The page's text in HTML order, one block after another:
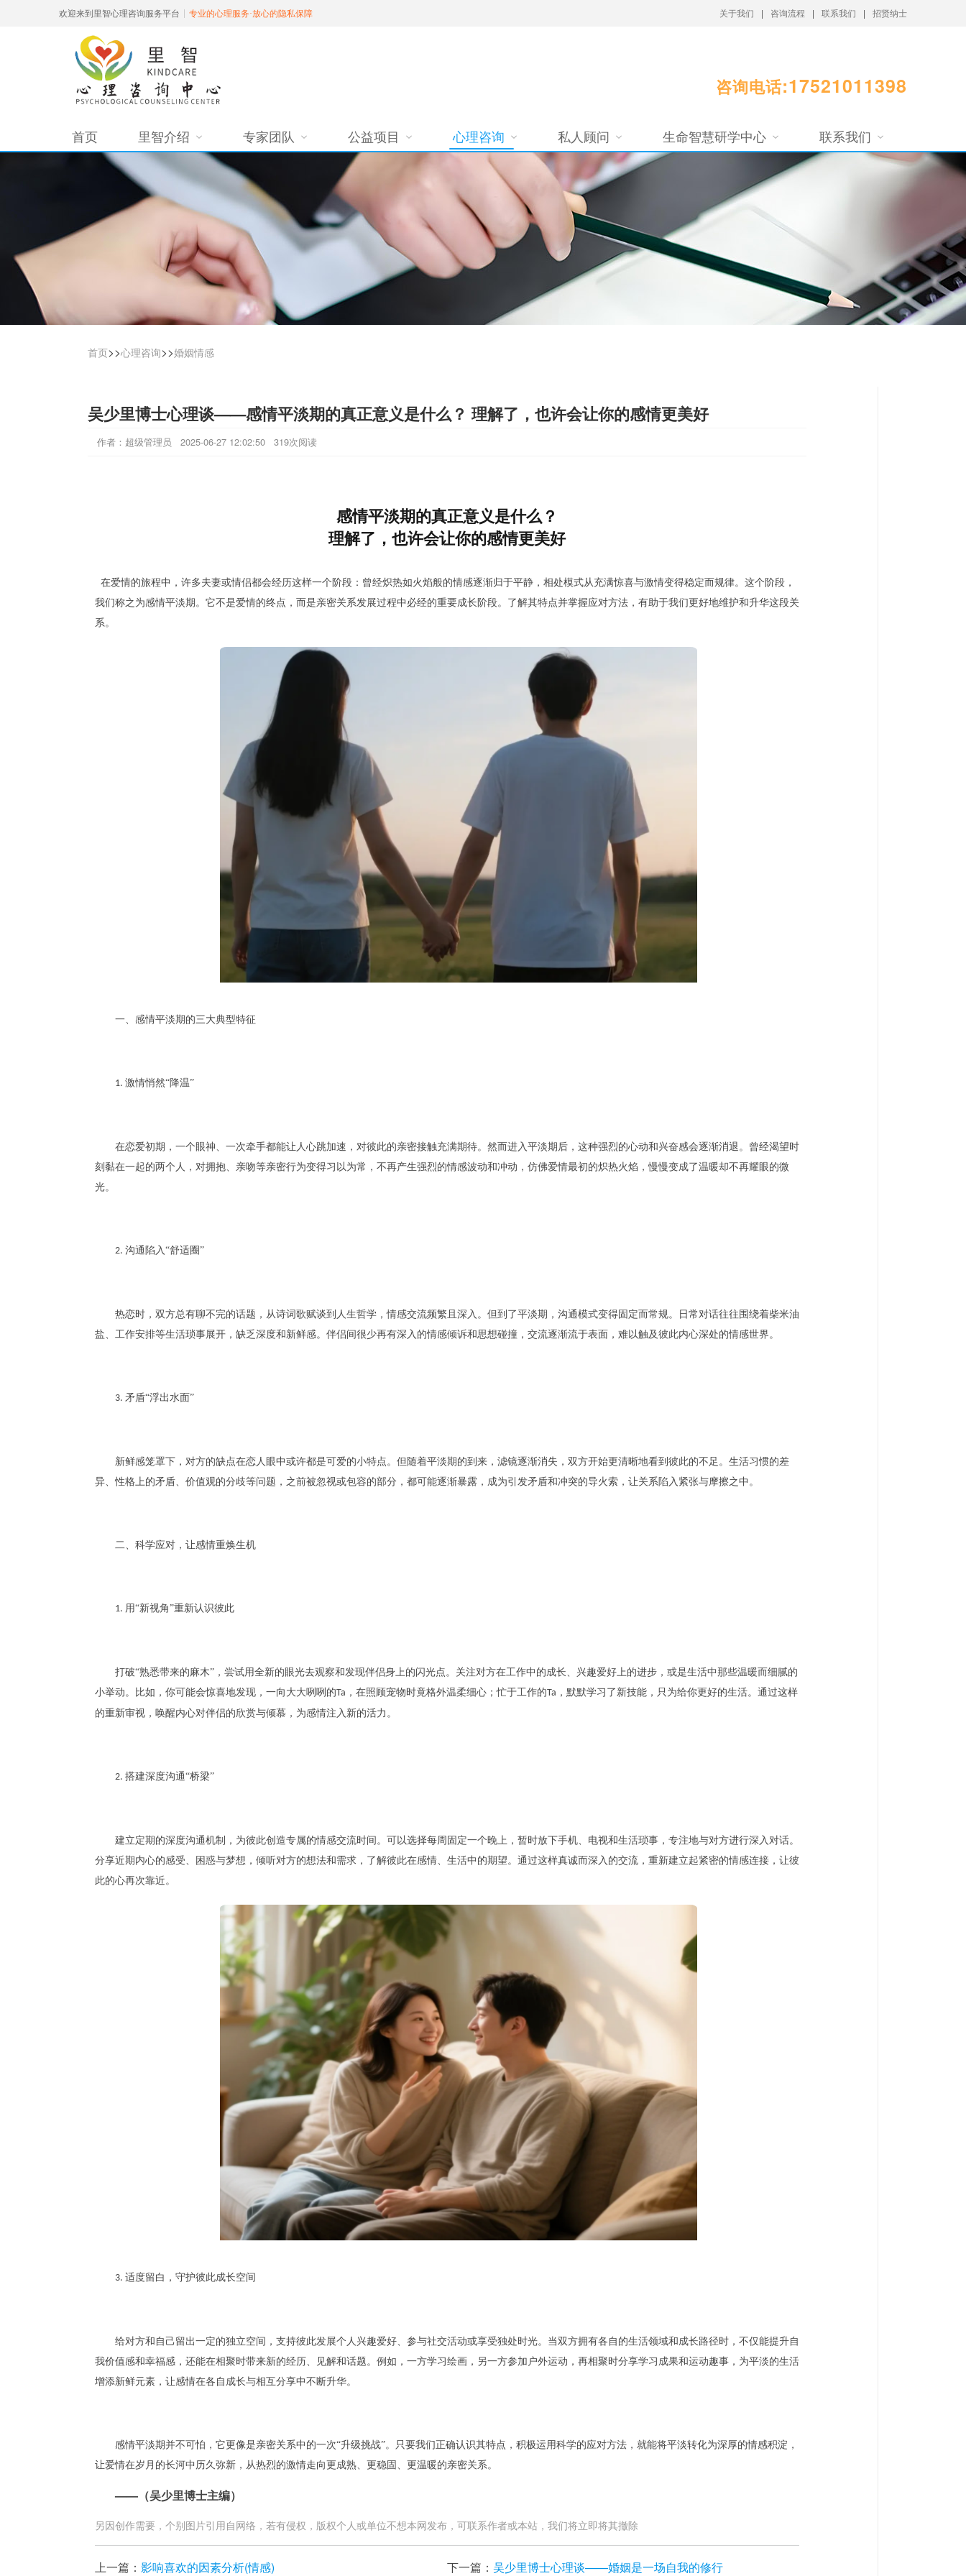
欢迎来到里智心理咨询服务平台 专业的心理服务·放心的隐私保障 关于我们 | 咨询流程 | 联系我们 | 招贤纳士
咨询电话:17521011398
首页 里智介绍 专家团队 公益项目 心理咨询 私人顾问 生命智慧研学中心 联系我们
首页>>心理咨询>>婚姻情感
吴少里博士心理谈——感情平淡期的真正意义是什么？ 理解了，也许会让你的感情更美好
作者：超级管理员 2025-06-27 12:02:50 319次阅读
感情平淡期的真正意义是什么？
理解了，也许会让你的感情更美好
在爱情的旅程中，许多夫妻或情侣都会经历这样一个阶段：曾经炽热如火焰般的情感逐渐归于平静，相处模式从充满惊喜与激情变得稳定而规律。这个阶段，
我们称之为感情平淡期。它不是爱情的终点，而是亲密关系发展过程中必经的重要成长阶段。了解其特点并掌握应对方法，有助于我们更好地维护和升华这段关
系。
一、感情平淡期的三大典型特征
1. 激情悄然“降温”
在恋爱初期，一个眼神、一次牵手都能让人心跳加速，对彼此的亲密接触充满期待。然而进入平淡期后，这种强烈的心动和兴奋感会逐渐消退。曾经渴望时
刻黏在一起的两个人，对拥抱、亲吻等亲密行为变得习以为常，不再产生强烈的情感波动和冲动，仿佛爱情最初的炽热火焰，慢慢变成了温暖却不再耀眼的微
光。
2. 沟通陷入“舒适圈”
热恋时，双方总有聊不完的话题，从诗词歌赋谈到人生哲学，情感交流频繁且深入。但到了平淡期，沟通模式变得固定而常规。日常对话往往围绕着柴米油
盐、工作安排等生活琐事展开，缺乏深度和新鲜感。伴侣间很少再有深入的情感倾诉和思想碰撞，交流逐渐流于表面，难以触及彼此内心深处的情感世界。
3. 矛盾“浮出水面”
新鲜感笼罩下，对方的缺点在恋人眼中或许都是可爱的小特点。但随着平淡期的到来，滤镜逐渐消失，双方开始更清晰地看到彼此的不足。生活习惯的差
异、性格上的矛盾、价值观的分歧等问题，之前被忽视或包容的部分，都可能逐渐暴露，成为引发矛盾和冲突的导火索，让关系陷入紧张与摩擦之中。
二、科学应对，让感情重焕生机
1. 用“新视角”重新认识彼此
打破“熟悉带来的麻木”，尝试用全新的眼光去观察和发现伴侣身上的闪光点。关注对方在工作中的成长、兴趣爱好上的进步，或是生活中那些温暖而细腻的
小举动。比如，你可能会惊喜地发现，一向大大咧咧的Ta ，在照顾宠物时竟格外温柔细心；忙于工作的Ta ，默默学习了新技能，只为给你更好的生活。通过这样
的重新审视，唤醒内心对伴侣的欣赏与倾慕，为感情注入新的活力。
2. 搭建深度沟通“桥梁”
建立定期的深度沟通机制，为彼此创造专属的情感交流时间。可以选择每周固定一个晚上，暂时放下手机、电视和生活琐事，专注地与对方进行深入对话。
分享近期内心的感受、困惑与梦想，倾听对方的想法和需求，了解彼此在感情、生活中的期望。通过这样真诚而深入的交流，重新建立起紧密的情感连接，让彼
此的心再次靠近。
3. 适度留白，守护彼此成长空间
给对方和自己留出一定的独立空间，支持彼此发展个人兴趣爱好、参与社交活动或享受独处时光。当双方拥有各自的生活领域和成长路径时，不仅能提升自
我价值感和幸福感，还能在相聚时带来新的经历、见解和话题。例如，一方学习绘画，另一方参加户外运动，再相聚时分享学习成果和运动趣事，为平淡的生活
增添新鲜元素，让感情在各自成长与相互分享中不断升华。
感情平淡期并不可怕，它更像是亲密关系中的一次“升级挑战”。只要我们正确认识其特点，积极运用科学的应对方法，就能将平淡转化为深厚的情感积淀，
让爱情在岁月的长河中历久弥新，从热烈的激情走向更成熟、更稳固、更温暖的亲密关系。
——（吴少里博士主编）
另因创作需要，个别图片引用自网络，若有侵权，版权个人或单位不想本网发布，可联系作者或本站，我们将立即将其撤除
上一篇： 影响喜欢的因素分析(情感) 下一篇： 吴少里博士心理谈——婚姻是一场自我的修行